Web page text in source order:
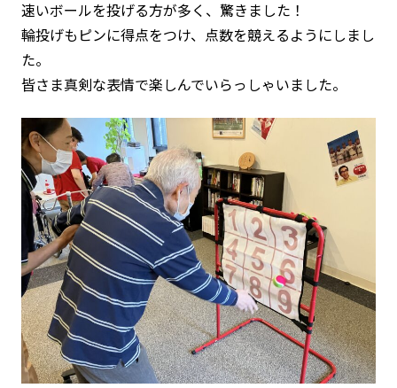
速いボールを投げる方が多く、驚きました！
輪投げもピンに得点をつけ、点数を競えるようにしまし
た。
皆さま真剣な表情で楽しんでいらっしゃいました。